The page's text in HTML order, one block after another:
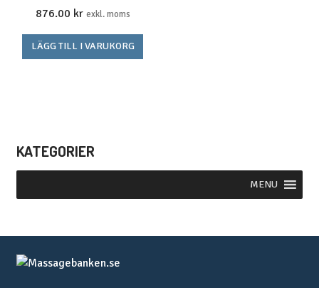
876.00 kr exkl. moms
LÄGG TILL I VARUKORG
KATEGORIER
MENU